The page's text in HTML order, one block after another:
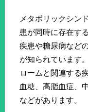
メタボリックシン
患が同時に存在す
疾患や糖尿病など
が知られています
ロームと関連する
血糖、高脂血症、
などがあります。